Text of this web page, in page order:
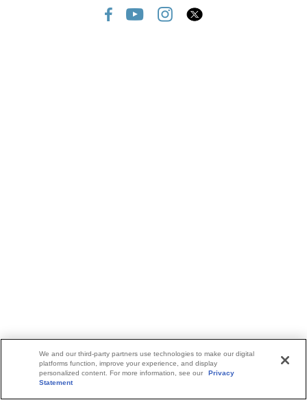
We and our third-party partners use technologies to make our digital
platforms function, improve your experience, and display
personalized content. For more information, see our
Privacy
Statement